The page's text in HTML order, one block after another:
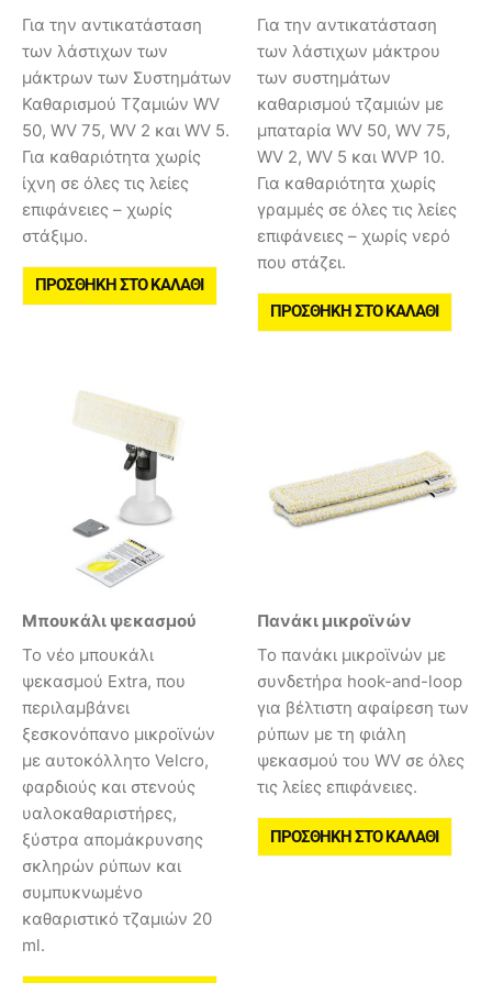
Για την αντικατάσταση
των λάστιχων των
μάκτρων των Συστημάτων
Καθαρισμού Τζαμιών WV
50, WV 75, WV 2 και WV 5.
Για καθαριότητα χωρίς
ίχνη σε όλες τις λείες
επιφάνειες – χωρίς
στάξιμο.
ΠΡΟΣΘΉΚΗ ΣΤΟ ΚΑΛΆΘΙ
Για την αντικατάσταση
των λάστιχων μάκτρου
των συστημάτων
καθαρισμού τζαμιών με
μπαταρία WV 50, WV 75,
WV 2, WV 5 και WVP 10.
Για καθαριότητα χωρίς
γραμμές σε όλες τις λείες
επιφάνειες – χωρίς νερό
που στάζει.
ΠΡΟΣΘΉΚΗ ΣΤΟ ΚΑΛΆΘΙ
Μπουκάλι ψεκασμού
Το νέο μπουκάλι
ψεκασμού Extra, που
περιλαμβάνει
ξεσκονόπανο μικροϊνών
με αυτοκόλλητο Velcro,
φαρδιούς και στενούς
υαλοκαθαριστήρες,
ξύστρα απομάκρυνσης
σκληρών ρύπων και
συμπυκνωμένο
καθαριστικό τζαμιών 20
ml.
Πανάκι μικροϊνών
Το πανάκι μικροϊνών με
συνδετήρα hook-and-loop
για βέλτιστη αφαίρεση των
ρύπων με τη φιάλη
ψεκασμού του WV σε όλες
τις λείες επιφάνειες.
ΠΡΟΣΘΉΚΗ ΣΤΟ ΚΑΛΆΘΙ